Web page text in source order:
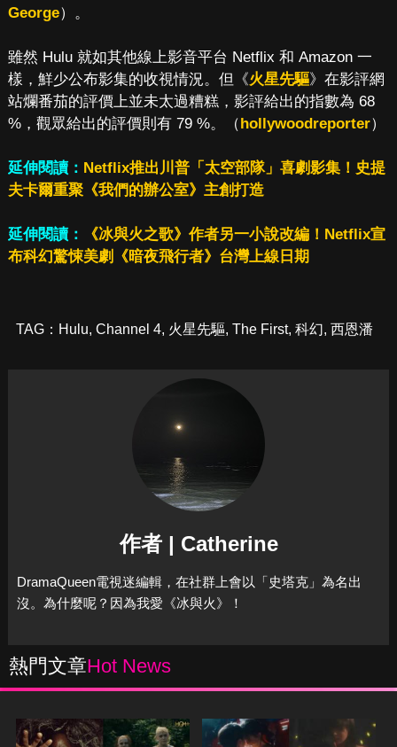
George）。
雖然 Hulu 就如其他線上影音平台 Netflix 和 Amazon 一
樣，鮮少公布影集的收視情況。但《火星先驅》在影評網
站爛番茄的評價上並未太過糟糕，影評給出的指數為 68
%，觀眾給出的評價則有 79 %。（hollywoodreporter）
延伸閱讀： Netflix推出川普「太空部隊」喜劇影集！史提
夫卡爾重聚《我們的辦公室》主創打造
延伸閱讀：
《冰與火之歌》作者另一小說改編！Netflix宣
布科幻驚悚美劇《暗夜飛行者》台灣上線日期
TAG： Hulu, Channel 4, 火星先驅, The First, 科幻, 西恩潘
作者 | Catherine
DramaQueen電視迷編輯，在社群上會以「史塔克」為名出
沒。為什麼呢？因為我愛《冰與火》！
熱門文章Hot News